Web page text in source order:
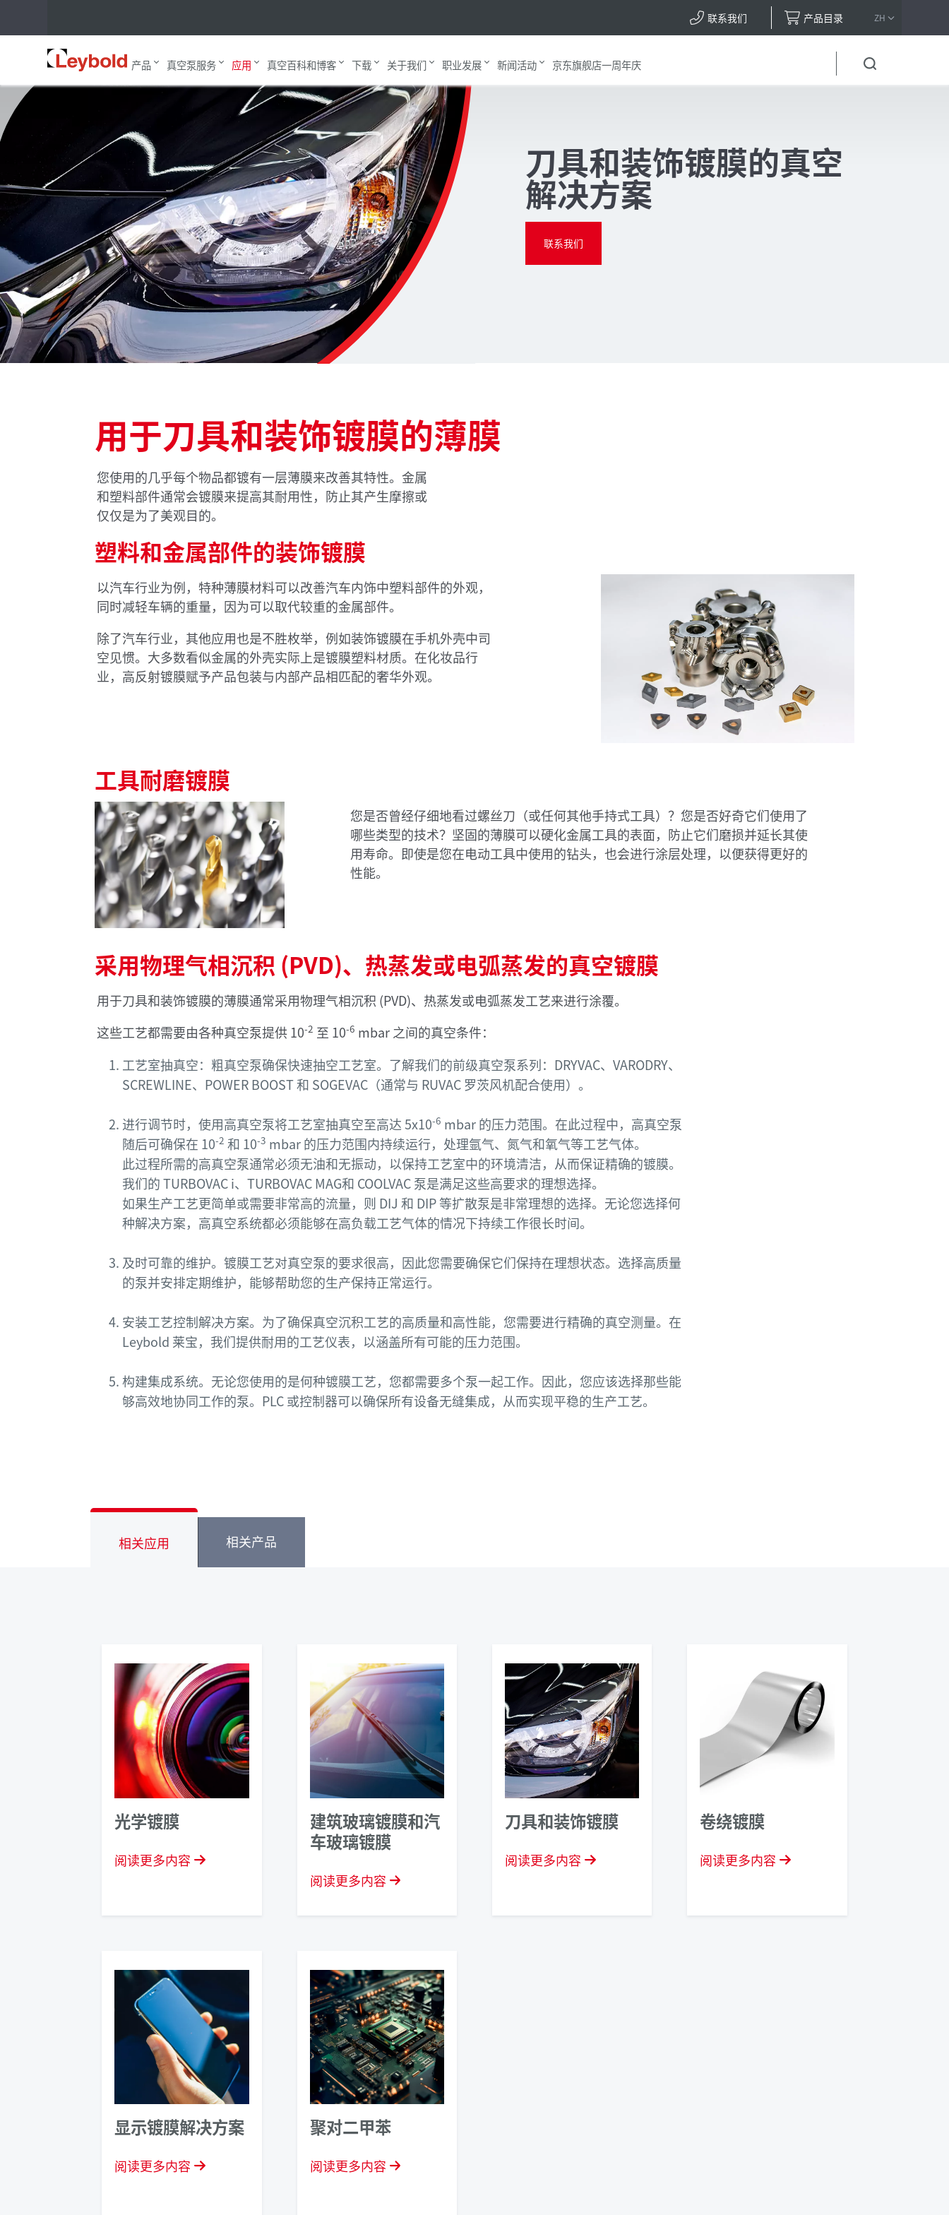
联系我们 产品目录 ZH
Leybold 产品 真空泵服务 应用 真空百科和博客 下载 关于我们 职业发展 新闻活动 京东旗舰店一周年庆
刀具和装饰镀膜的真空
解决方案
联系我们
用于刀具和装饰镀膜的薄膜
您使用的几乎每个物品都镀有一层薄膜来改善其特性。金属
和塑料部件通常会镀膜来提高其耐用性，防止其产生摩擦或
仅仅是为了美观目的。
塑料和金属部件的装饰镀膜
以汽车行业为例，特种薄膜材料可以改善汽车内饰中塑料部件的外观，
同时减轻车辆的重量，因为可以取代较重的金属部件。
除了汽车行业，其他应用也是不胜枚举，例如装饰镀膜在手机外壳中司
空见惯。大多数看似金属的外壳实际上是镀膜塑料材质。在化妆品行
业，高反射镀膜赋予产品包装与内部产品相匹配的奢华外观。
工具耐磨镀膜
您是否曾经仔细地看过螺丝刀（或任何其他手持式工具）？您是否好奇它们使用了
哪些类型的技术？坚固的薄膜可以硬化金属工具的表面，防止它们磨损并延长其使
用寿命。即使是您在电动工具中使用的钻头，也会进行涂层处理，以便获得更好的
性能。
采用物理气相沉积 (PVD)、热蒸发或电弧蒸发的真空镀膜
用于刀具和装饰镀膜的薄膜通常采用物理气相沉积 (PVD)、热蒸发或电弧蒸发工艺来进行涂覆。
这些工艺都需要由各种真空泵提供 10-2 至 10-6 mbar 之间的真空条件：
工艺室抽真空：粗真空泵确保快速抽空工艺室。了解我们的前级真空泵系列：DRYVAC、VARODRY、
SCREWLINE、POWER BOOST 和 SOGEVAC（通常与 RUVAC 罗茨风机配合使用）。
进行调节时，使用高真空泵将工艺室抽真空至高达 5x10-6 mbar 的压力范围。在此过程中，高真空泵
随后可确保在 10-2 和 10-3 mbar 的压力范围内持续运行，处理氩气、氮气和氧气等工艺气体。
此过程所需的高真空泵通常必须无油和无振动，以保持工艺室中的环境清洁，从而保证精确的镀膜。
我们的 TURBOVAC i、TURBOVAC MAG和 COOLVAC 泵是满足这些高要求的理想选择。
如果生产工艺更简单或需要非常高的流量，则 DIJ 和 DIP 等扩散泵是非常理想的选择。无论您选择何
种解决方案，高真空系统都必须能够在高负载工艺气体的情况下持续工作很长时间。
及时可靠的维护。镀膜工艺对真空泵的要求很高，因此您需要确保它们保持在理想状态。选择高质量
的泵并安排定期维护，能够帮助您的生产保持正常运行。
安装工艺控制解决方案。为了确保真空沉积工艺的高质量和高性能，您需要进行精确的真空测量。在
Leybold 莱宝，我们提供耐用的工艺仪表，以涵盖所有可能的压力范围。
构建集成系统。无论您使用的是何种镀膜工艺，您都需要多个泵一起工作。因此，您应该选择那些能
够高效地协同工作的泵。PLC 或控制器可以确保所有设备无缝集成，从而实现平稳的生产工艺。
相关应用 相关产品
光学镀膜
阅读更多内容
建筑玻璃镀膜和汽
车玻璃镀膜
阅读更多内容
刀具和装饰镀膜
阅读更多内容
卷绕镀膜
阅读更多内容
显示镀膜解决方案
阅读更多内容
聚对二甲苯
阅读更多内容